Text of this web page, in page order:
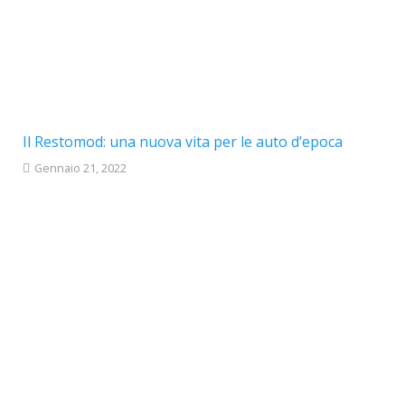
Il Restomod: una nuova vita per le auto d’epoca
Gennaio 21, 2022